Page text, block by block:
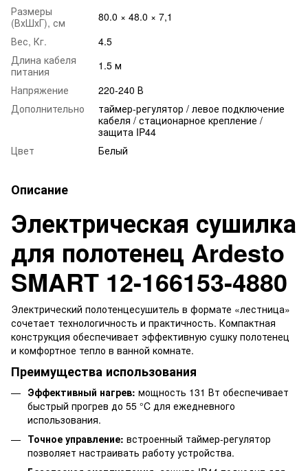
Размеры
(ВхШхГ), см
80.0 × 48.0 × 7,1
Вес, Кг.
4.5
Длина кабеля
питания
1.5 м
Напряжение
220-240 В
Дополнительно
таймер-регулятор / левое подключение
кабеля / стационарное крепление /
защита IP44
Цвет
Белый
Описание
Электрическая сушилка
для полотенец Ardesto
SMART 12-166153-4880
Электрический полотенцесушитель в формате «лестница»
сочетает технологичность и практичность. Компактная
конструкция обеспечивает эффективную сушку полотенец
и комфортное тепло в ванной комнате.
Преимущества использования
Эффективный нагрев: мощность 131 Вт обеспечивает
быстрый прогрев до 55 °C для ежедневного
использования.
Точное управление: встроенный таймер-регулятор
позволяет настраивать работу устройства.